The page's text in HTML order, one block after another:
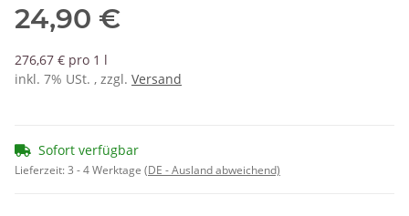
24,90 €
276,67 € pro 1 l
inkl. 7% USt. , zzgl. Versand
Sofort verfügbar
Lieferzeit:3 - 4 Werktage (DE - Ausland abweichend)